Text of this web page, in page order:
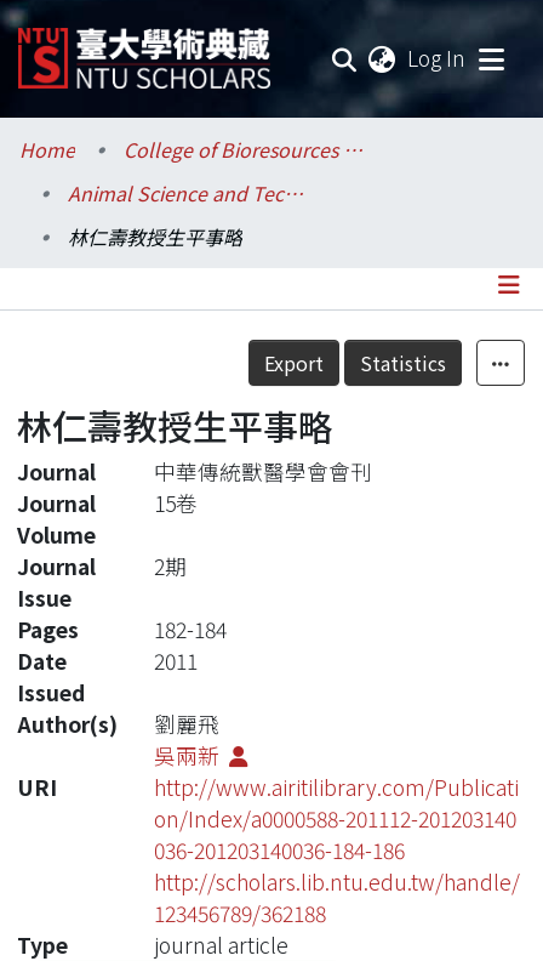
Log In
Communities & Collections
Research Outputs
Statistics
Home
College of Bioresources and Agriculture / 生物資源暨農學院
Animal Science and Technology / 動物科學技術學系
林仁壽教授生平事略
Details
Export Statistics
林仁壽教授生平事略
Journal
中華傳統獸醫學會會刊
Journal
Volume
15卷
Journal
Issue
2期
Pages
182-184
Date
Issued
2011
Author(s)
劉麗飛
吳兩新
URI
http://www.airitilibrary.com/Publicati
on/Index/a0000588-201112-201203140
036-201203140036-184-186
http://scholars.lib.ntu.edu.tw/handle/
123456789/362188
Type
journal article